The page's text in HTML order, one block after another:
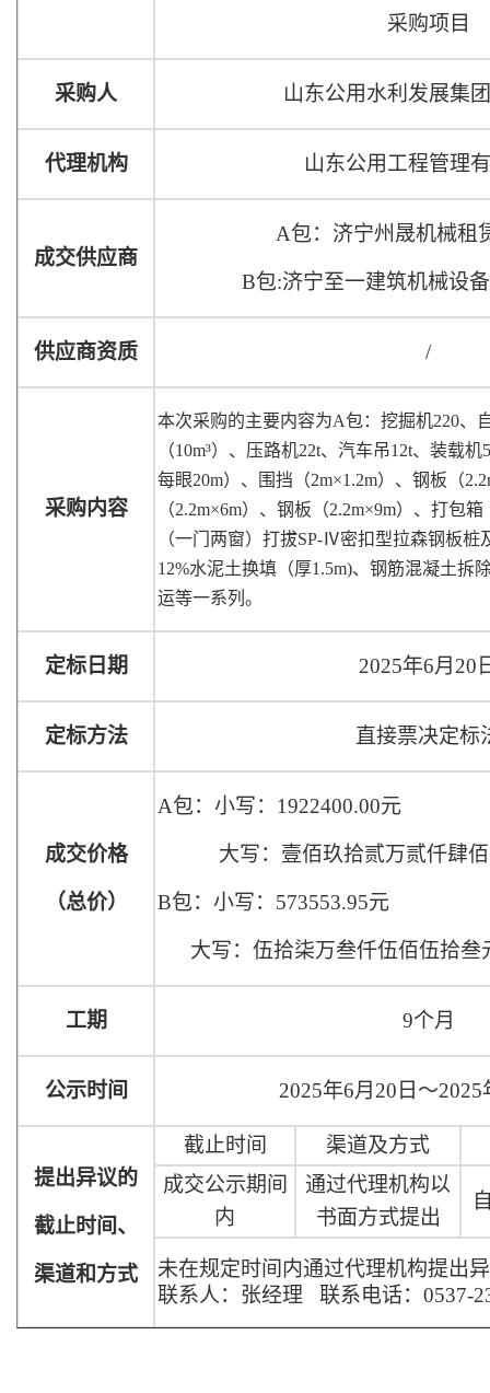
采购项目
采购人 山东公用水利发展集
代理机构 山东公用工程管理
成交供应商
A包： 济宁州晟机械租
B包:济宁至一建筑机械设
供应商资质 /
采购内容
本次采购的主要内容为A包：挖掘机220、
（10m³）、压路机22t、汽车吊12t、装载
每眼20m）、围挡（2m×1.2m）、钢板（
（2.2m×6m）、钢板（2.2m×9m）、打包
（一门两窗）打拔SP-Ⅳ密扣型拉森钢板桩
12%水泥土换填（厚1.5m)、钢筋混凝土拆
运等一系列。
定标日期 2025年6月20
定标方法 直接票决定标
成交价格
（总价）
A包：小写：1922400.00元
大写：壹佰玖拾贰万贰仟肆
B包：小写：573553.95元
大写：伍拾柒万叁仟伍佰伍拾叁
工期 9个月
公示时间 2025年6月20日～2025
提出异议的
截止时间、
渠道和方式
截止时间
渠道及方式
成交公示期间
内
通过代理机构以
书面方式提出
未在规定时间内通过代理机构提出
联系人：张经理
联系电话： 0537-